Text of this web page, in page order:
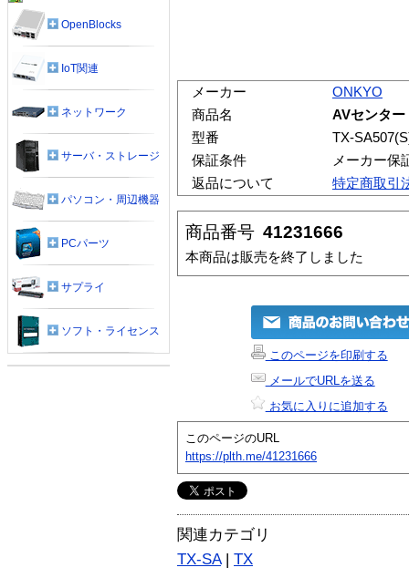
メーカー
ONKYO
商品名
AVセンタ
型番
TX-
保証条件
メーカー保
返品について
特定商取引
商品番号 41231666
本商品は販売を終了しました
このページを印刷する
メールでURLを送る
お気に入りに追加する
このページのURL
https://plth.me/41231666
関連カテゴリ
TX-SA| TX
OpenBlocks
IoT関連
ネットワーク
サーバ・ストレージ
パソコン・周辺機器
PCパーツ
サプライ
ソフト・ライセンス